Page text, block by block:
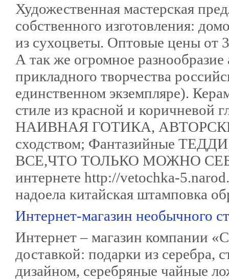
Художественная мастерская
собственного изготовления:
из сухоцветы. Оптовые цены от
А так же огромное
прикладного творчества
единственном экземпляре).
стиле из красной и коричневой
НАИВНАЯ ГОТИКА,
сходством; Фантазийные
ВСЕ,ЧТО ТОЛЬКО МОЖНО СЕБЕ
интернете http://vetochka-
надоела китайская штамповка
Интернет-магазин необычного
Интернет – магазин компании
доставкой: подарки из серебра,
дизайном, серебряные чайные